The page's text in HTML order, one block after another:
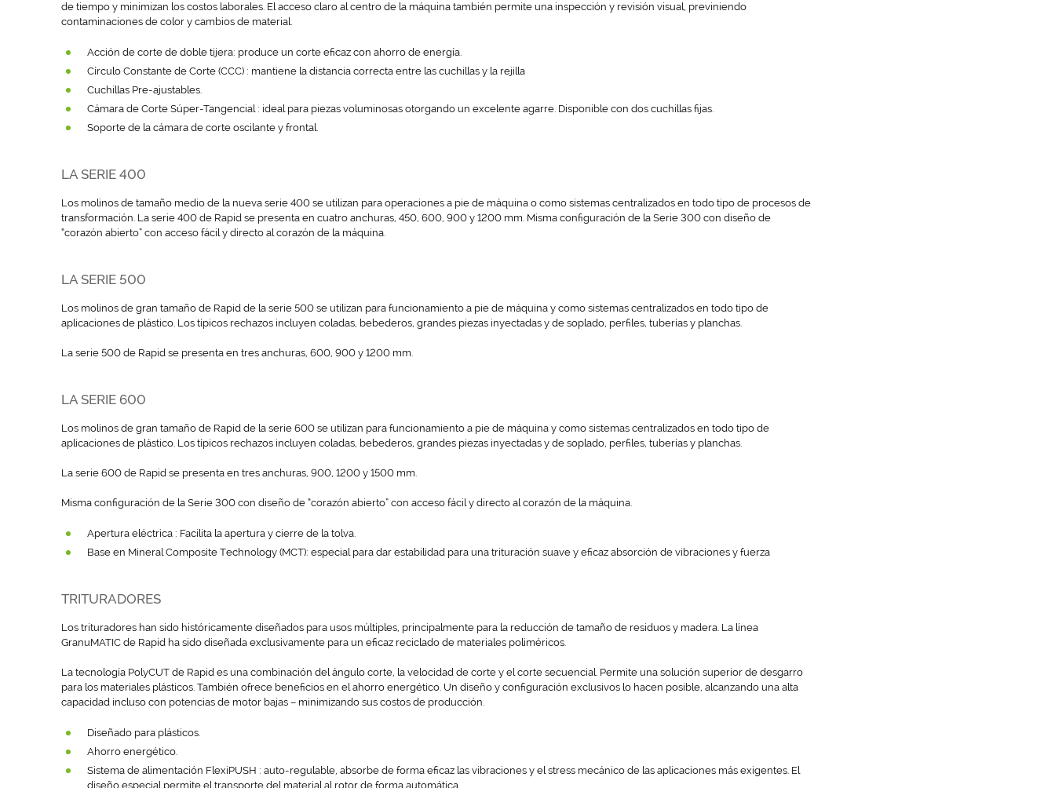
de tiempo y minimizan los costos laborales. El acceso claro al centro de la máquina también permite una inspección y revisión visual, previniendo
contaminaciones de color y cambios de material.
Acción de corte de doble tijera: produce un corte eficaz con ahorro de energía.
Círculo Constante de Corte (CCC) : mantiene la distancia correcta entre las cuchillas y la rejilla
Cuchillas Pre-ajustables.
Cámara de Corte Súper-Tangencial : ideal para piezas voluminosas otorgando un excelente agarre. Disponible con dos cuchillas fijas.
Soporte de la cámara de corte oscilante y frontal.
LA SERIE 400
Los molinos de tamaño medio de la nueva serie 400 se utilizan para operaciones a pie de máquina o como sistemas centralizados en todo tipo de procesos de
transformación. La serie 400 de Rapid se presenta en cuatro anchuras, 450, 600, 900 y 1200 mm. Misma configuración de la Serie 300 con diseño de
“corazón abierto” con acceso fácil y directo al corazón de la máquina.
LA SERIE 500
Los molinos de gran tamaño de Rapid de la serie 500 se utilizan para funcionamiento a pie de máquina y como sistemas centralizados en todo tipo de
aplicaciones de plástico. Los típicos rechazos incluyen coladas, bebederos, grandes piezas inyectadas y de soplado, perfiles, tuberías y planchas.
La serie 500 de Rapid se presenta en tres anchuras, 600, 900 y 1200 mm.
LA SERIE 600
Los molinos de gran tamaño de Rapid de la serie 600 se utilizan para funcionamiento a pie de máquina y como sistemas centralizados en todo tipo de
aplicaciones de plástico. Los típicos rechazos incluyen coladas, bebederos, grandes piezas inyectadas y de soplado, perfiles, tuberías y planchas.
La serie 600 de Rapid se presenta en tres anchuras, 900, 1200 y 1500 mm.
Misma configuración de la Serie 300 con diseño de “corazón abierto” con acceso fácil y directo al corazón de la máquina.
Apertura eléctrica : Facilita la apertura y cierre de la tolva.
Base en Mineral Composite Technology (MCT): especial para dar estabilidad para una trituración suave y eficaz absorción de vibraciones y fuerza
TRITURADORES
Los trituradores han sido históricamente diseñados para usos múltiples, principalmente para la reducción de tamaño de residuos y madera. La línea
GranuMATIC de Rapid ha sido diseñada exclusivamente para un eficaz reciclado de materiales poliméricos.
La tecnología PolyCUT de Rapid es una combinación del ángulo corte, la velocidad de corte y el corte secuencial. Permite una solución superior de desgarro
para los materiales plásticos. También ofrece beneficios en el ahorro energético. Un diseño y configuración exclusivos lo hacen posible, alcanzando una alta
capacidad incluso con potencias de motor bajas – minimizando sus costos de producción.
Diseñado para plásticos.
Ahorro energético.
Sistema de alimentación FlexiPUSH : auto-regulable, absorbe de forma eficaz las vibraciones y el stress mecánico de las aplicaciones más exigentes. El
diseño especial permite el transporte del material al rotor de forma automática.